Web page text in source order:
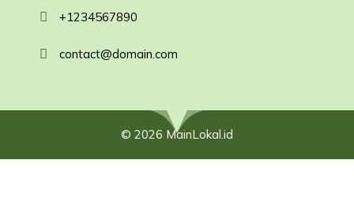
+1234567890
contact@domain.com
© 2026 MainLokal.id